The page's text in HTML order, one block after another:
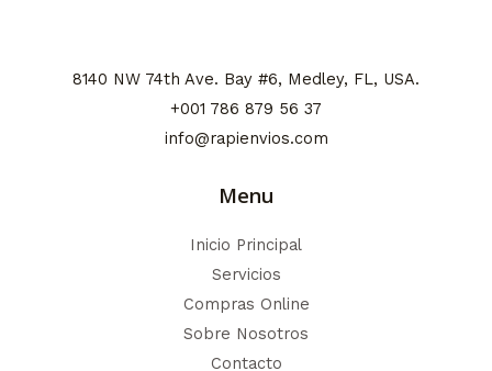
8140 NW 74th Ave. Bay #6, Medley, FL, USA.
+001 786 879 56 37
info@rapienvios.com
Menu
Inicio Principal
Servicios
Compras Online
Sobre Nosotros
Contacto